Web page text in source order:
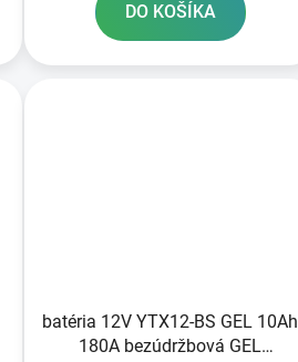
DO KOŠÍKA
batéria 12V YTX12-BS GEL 10Ah
180A bezúdržbová GEL